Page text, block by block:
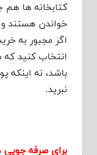
کتابخانه ها هم
خواندن هستند
اگر مجبور به
انتخاب کنید
باشد، نه اینکه
نبرید.
برای صرفه جویی